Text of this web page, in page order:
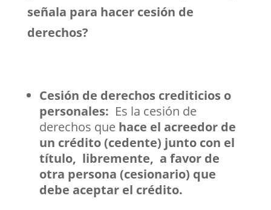
señala para hacer cesión de
derechos?
Cesión de derechos crediticios o
personales: Es la cesión de
derechos que hace el acreedor de
un crédito (cedente) junto con el
título, libremente, a favor de
otra persona (cesionario) que
debe aceptar el crédito.